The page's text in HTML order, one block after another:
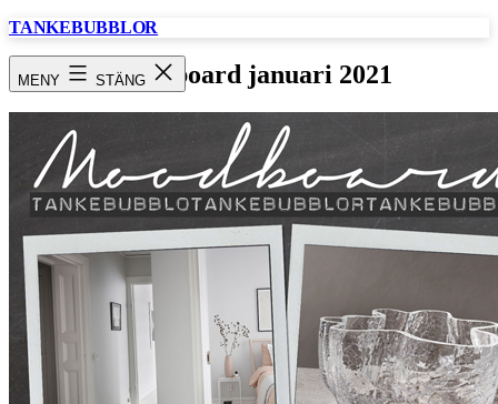
Hoppa
TANKEBUBBLOR
MENY STÄNG
Moodboard januari 2021